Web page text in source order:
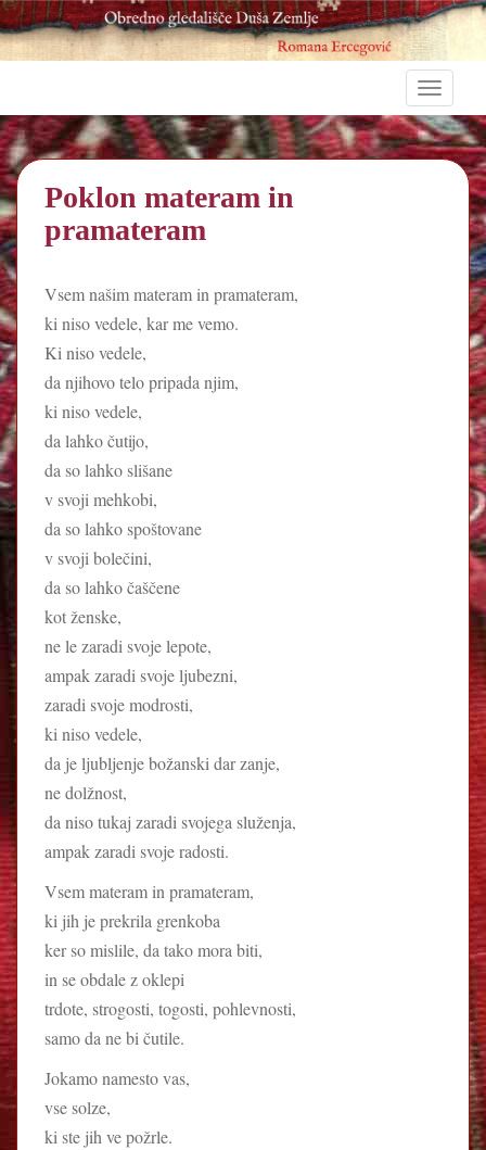
i
p
t
o
m
a
i
n
c
o
n
t
e
n
t
Poklon materam in
pramateram
Vsem našim materam in pramateram,
ki niso vedele, kar me vemo.
Ki niso vedele,
da njihovo telo pripada njim,
ki niso vedele,
da lahko čutijo,
da so lahko slišane
v svoji mehkobi,
da so lahko spoštovane
v svoji bolečini,
da so lahko čaščene
kot ženske,
ne le zaradi svoje lepote,
ampak zaradi svoje ljubezni,
zaradi svoje modrosti,
ki niso vedele,
da je ljubljenje božanski dar zanje,
ne dolžnost,
da niso tukaj zaradi svojega služenja,
ampak zaradi svoje radosti.
Vsem materam in pramateram,
ki jih je prekrila grenkoba
ker so mislile, da tako mora biti,
in se obdale z oklepi
trdote, strogosti, togosti, pohlevnosti,
samo da ne bi čutile.
Jokamo namesto vas,
vse solze,
ki ste jih ve požrle.